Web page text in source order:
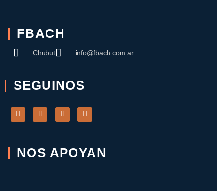
FBACH
Chubut info@fbach.com.ar
SEGUINOS
NOS APOYAN